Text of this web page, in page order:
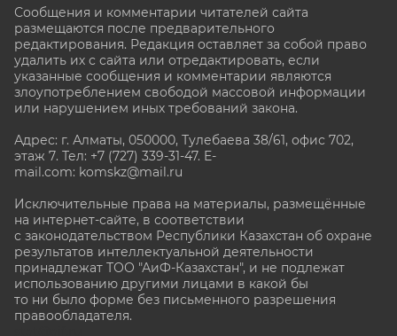
Сообщения и комментарии читателей сайта
размещаются после предварительного
редактирования. Редакция оставляет за собой право
удалить их с сайта или отредактировать, если
указанные сообщения и комментарии являются
злоупотреблением свободой массовой информации
или нарушением иных требований закона.
Адрес: г. Алматы, 050000, Тулебаева 38/61, офис 702,
этаж 7. Тел: +7 (727) 339-31-47. E-
mail.com: komskz@mail.ru
Исключительные права на материалы, размещённые
на интернет-сайте, в соответствии
с законодательством Республики Казахстан об охране
результатов интеллектуальной деятельности
принадлежат ТОО "АиФ-Казахстан", и не подлежат
использованию другими лицами в какой бы
то ни было форме без письменного разрешения
правообладателя.